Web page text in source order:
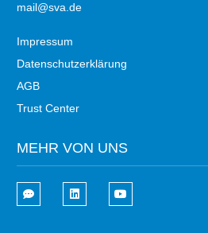
mail@sva.de
Impressum
Datenschutzerklärung
AGB
Trust Center
MEHR VON UNS